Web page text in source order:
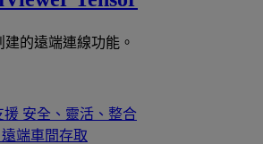
的遠端連線功能。
援 安全、靈活、整合
遠端車間存取